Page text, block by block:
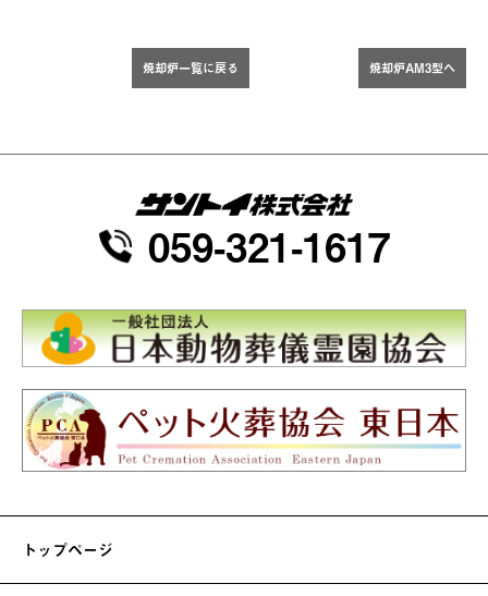
焼却炉一覧に戻る 焼却炉AM3型へ
059-321-1617
トップページ